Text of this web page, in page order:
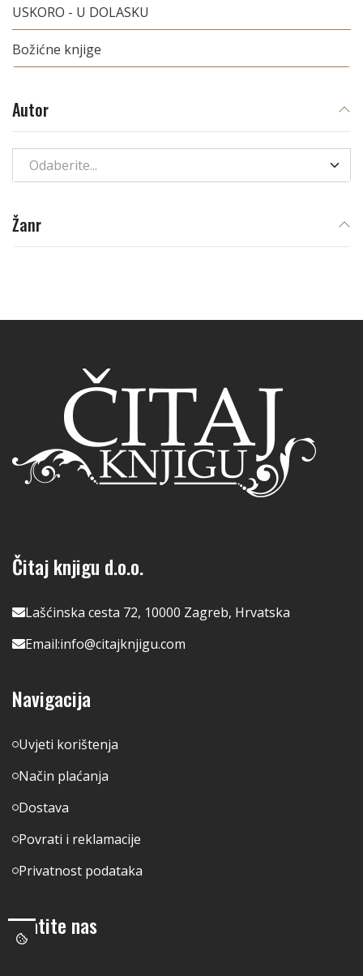
USKORO - U DOLASKU
Božićne knjige
Autor
Odaberite...
Žanr
Čitaj knjigu d.o.o.
Lašćinska cesta 72, 10000 Zagreb, Hrvatska
Email:info@citajknjigu.com
Navigacija
Uvjeti korištenja
Način plaćanja
Dostava
Povrati i reklamacije
Privatnost podataka
Pratite nas